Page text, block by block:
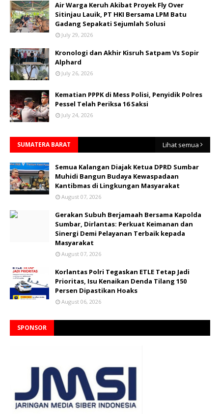
Air Warga Keruh Akibat Proyek Fly Over
Sitinjau Lauik, PT HKI Bersama LPM Batu
Gadang Sepakati Sejumlah Solusi
July 29, 2026
Kronologi dan Akhir Kisruh Satpam Vs Sopir
Alphard
July 26, 2026
Kematian PPPK di Mess Polisi, Penyidik Polres
Pessel Telah Periksa 16 Saksi
July 24, 2026
SUMATERA BARAT Lihat semua
Semua Kalangan Diajak Ketua DPRD Sumbar
Muhidi Bangun Budaya Kewaspadaan
Kantibmas di Lingkungan Masyarakat
August 07, 2026
Gerakan Subuh Berjamaah Bersama Kapolda
Sumbar, Dirlantas: Perkuat Keimanan dan
Sinergi Demi Pelayanan Terbaik kepada
Masyarakat
August 07, 2026
Korlantas Polri Tegaskan ETLE Tetap Jadi
Prioritas, Isu Kenaikan Denda Tilang 150
Persen Dipastikan Hoaks
August 06, 2026
SPONSOR